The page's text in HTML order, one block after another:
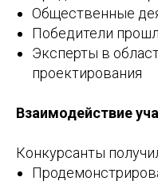
Общественные
Победители
Эксперты в
проектирования
Взаимодействие
Конкурсанты